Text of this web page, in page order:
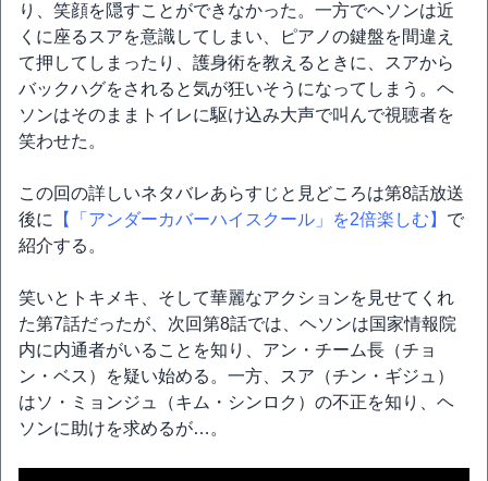
り、笑顔を隠すことができなかった。一方でヘソンは近
くに座るスアを意識してしまい、ピアノの鍵盤を間違え
て押してしまったり、護身術を教えるときに、スアから
バックハグをされると気が狂いそうになってしまう。ヘ
ソンはそのままトイレに駆け込み大声で叫んで視聴者を
笑わせた。
この回の詳しいネタバレあらすじと見どころは第8話放送
後に
【「アンダーカバーハイスクール」を2倍楽しむ】 で
紹介する。
笑いとトキメキ、そして華麗なアクションを見せてくれ
た第7話だったが、次回第8話では、ヘソンは国家情報院
内に内通者がいることを知り、アン・チーム長（チョ
ン・ベス）を疑い始める。一方、スア（チン・ギジュ）
はソ・ミョンジュ（キム・シンロク）の不正を知り、ヘ
ソンに助けを求めるが…。